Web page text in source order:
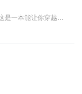
穿越？对，你没听错，同学们，这是一本能让你穿越的历史报，能让你如临其境般穿越到神秘、遥远的古代，亲眼见证帝王轰轰烈烈的一生！试想一下，一大群拿着话筒...